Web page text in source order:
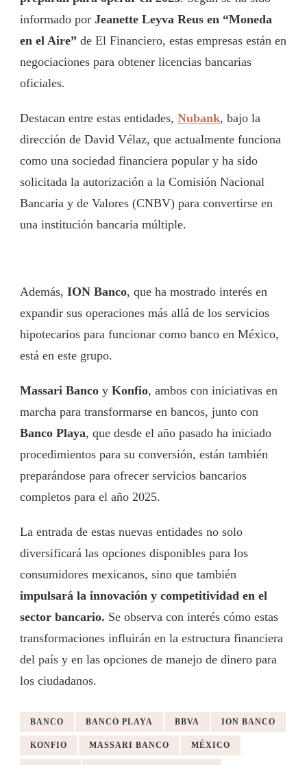
informado por Jeanette Leyva Reus en “Moneda
en el Aire” de El Financiero, estas empresas están en
negociaciones para obtener licencias bancarias
oficiales.
Destacan entre estas entidades, Nubank, bajo la
dirección de David Vélaz, que actualmente funciona
como una sociedad financiera popular y ha sido
solicitada la autorización a la Comisión Nacional
Bancaria y de Valores (CNBV) para convertirse en
una institución bancaria múltiple.
Además, ION Banco, que ha mostrado interés en
expandir sus operaciones más allá de los servicios
hipotecarios para funcionar como banco en México,
está en este grupo.
Massari Banco y Konfio, ambos con iniciativas en
marcha para transformarse en bancos, junto con
Banco Playa, que desde el año pasado ha iniciado
procedimientos para su conversión, están también
preparándose para ofrecer servicios bancarios
completos para el año 2025.
La entrada de estas nuevas entidades no solo
diversificará las opciones disponibles para los
consumidores mexicanos, sino que también
impulsará la innovación y competitividad en el
sector bancario. Se observa con interés cómo estas
transformaciones influirán en la estructura financiera
del país y en las opciones de manejo de dinero para
los ciudadanos.
BANCO BANCO PLAYA BBVA ION BANCO
KONFIO MASSARI BANCO MÉXICO